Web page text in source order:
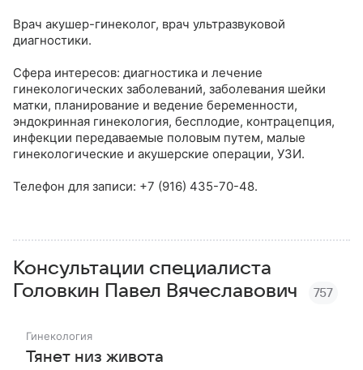
Врач акушер-гинеколог, врач ультразвуковой
диагностики.
Сфера интересов: диагностика и лечение
гинекологических заболеваний, заболевания шейки
матки, планирование и ведение беременности,
эндокринная гинекология, бесплодие, контрацепция,
инфекции передаваемые половым путем, малые
гинекологические и акушерские операции, УЗИ.
Телефон для записи: +7 (916) 435-70-48.
Консультации специалиста
Головкин Павел Вячеславович
757
Гинекология
Тянет низ живота